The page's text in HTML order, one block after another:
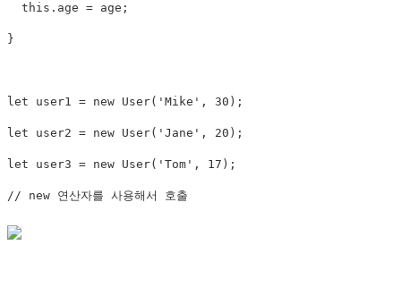
this . age = age ;
}
let user1 = new User( 'Mike' , 30 ) ;
let user2 = new User( 'Jane' , 20 ) ;
let user3 = new User( 'Tom' , 17 ) ;
// new 연산자를 사용해서 호출